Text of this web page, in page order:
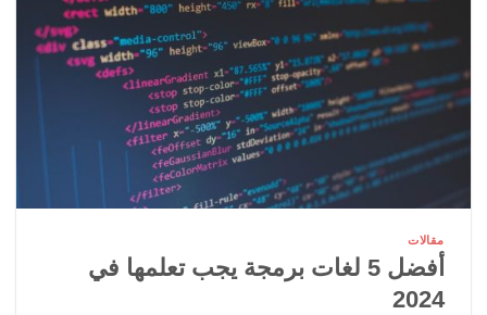
مقالات
أفضل 5 لغات برمجة يجب تعلمها في
2024